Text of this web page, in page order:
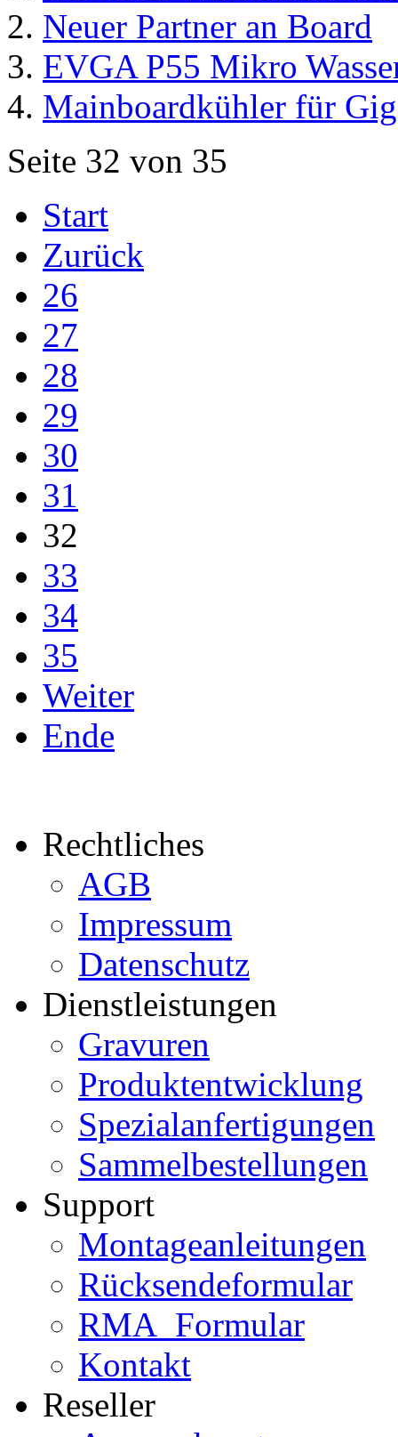
Neuer Partner an Board
EVGA P55 Mikro
Mainboardkühler für
Seite 32 von 35
Start
Zurück
26
27
28
29
30
31
32
33
34
35
Weiter
Ende
Rechtliches
AGB
Impressum
Datenschutz
Dienstleistungen
Gravuren
Produktentwicklung
Spezialanfertigungen
Sammelbestellungen
Support
Montageanleitungen
Rücksendeformular
RMA_Formular
Kontakt
Reseller